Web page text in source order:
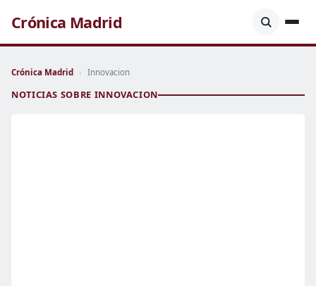
Crónica Madrid
Crónica Madrid › Innovacion
NOTICIAS SOBRE INNOVACION